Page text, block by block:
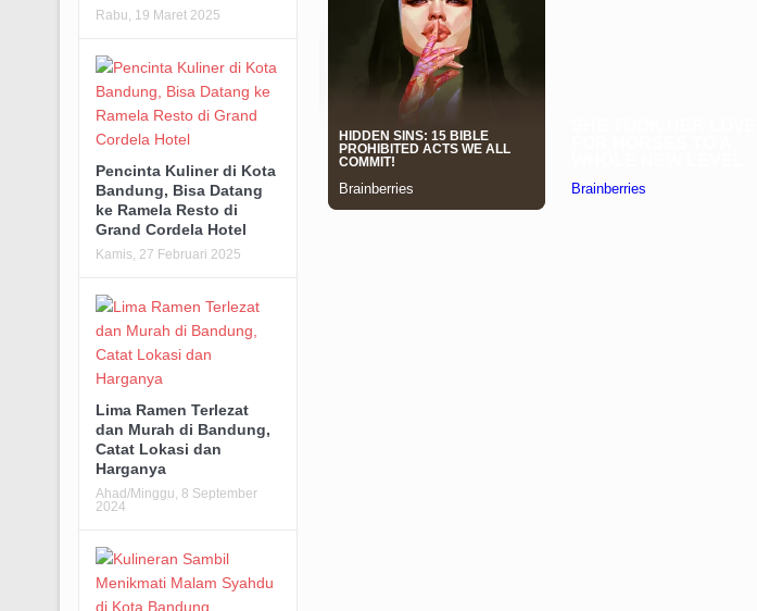
Rabu, 19 Maret 2025
Pencinta Kuliner di Kota
Bandung, Bisa Datang
ke Ramela Resto di
Grand Cordela Hotel
Kamis, 27 Februari 2025
Lima Ramen Terlezat
dan Murah di Bandung,
Catat Lokasi dan
Harganya
Ahad/Minggu, 8 September
2024